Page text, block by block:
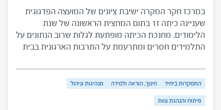
במרכז חקר המקרה ישיבת ציונים של המועצה הפדגוגית
שעניינה כיתה ז1 בתום המחצית הראשונה של שנת
הלימודים. מחנכת הכיתה מופתעת לגלות שרוב הנתונים על
התלמידים חסרים ומתרעמת על התרבות הארגונית בבית
בעניין הוראה בכיתות הטרוגניות ובין ה"אני מאמין" של
המנהל – סוגיות ארגוניות-ערכיות ושאלות על מנהיגות
המנהל.
התמקדות ביחיד חינוך, הוראה ולמידה מנהיגות וניהול
פיתוח והנהגת צוות